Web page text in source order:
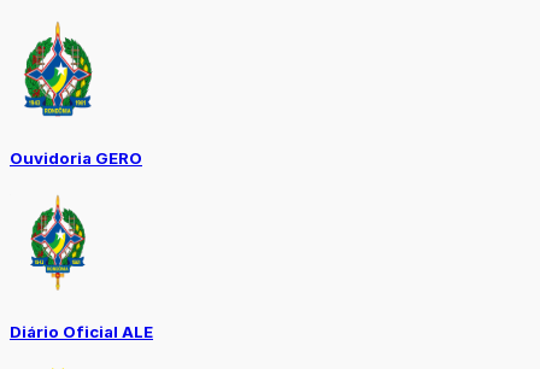
Ouvidoria GERO
Diário Oficial ALE